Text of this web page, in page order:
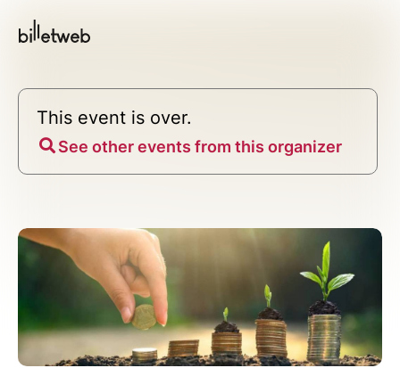
This event is over.
See other events from this organizer